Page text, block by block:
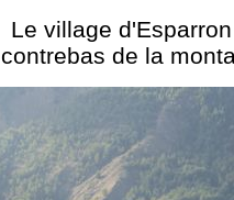
Le village
contrebas de la